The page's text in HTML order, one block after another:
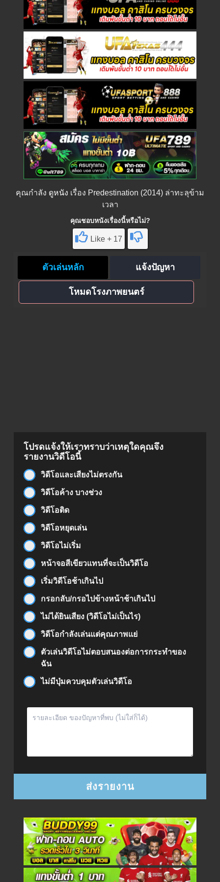
คุณกำลัง ดูหนัง เรื่อง Predestination (2014) ล่าทะลุข้าม
เวลา
คุณชอบหนังเรื่องนี้หรือไม่?
Like + 17
ตัวเล่นหลัก แจ้งปัญหา
โหมดโรงภาพยนตร์
โปรดแจ้งให้เราทราบว่าเหตุใดคุณจึง
รายงานวิดีโอนี้
วิดีโอและเสียงไม่ตรงกัน
วิดีโอค้าง บางช่วง
วิดีโอติด
วิดีโอหยุดเล่น
วิดีโอไม่เริ่ม
หน้าจอสีเขียวแทนที่จะเป็นวิดีโอ
เริ่มวิดีโอช้าเกินไป
กรอกลับ/กรอไปข้างหน้าช้าเกินไป
ไม่ได้ยินเสียง (วิดีโอไม่เป็นไร)
วิดีโอกำลังเล่นแต่คุณภาพแย่
ตัวเล่นวิดีโอไม่ตอบสนองต่อการกระทำของ
ฉัน
ไม่มีปุ่มควบคุมตัวเล่นวิดีโอ